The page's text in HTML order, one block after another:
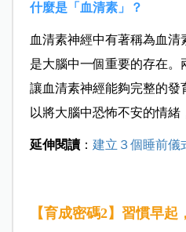
什麼是「血清素」？
血清素神經中有著稱為血
是大腦中一個重要的存在。
讓血清素神經能夠完整的
以將大腦中恐怖不安的情緒
延伸閱讀： 建立３個睡前儀
【育成密碼2】習慣早